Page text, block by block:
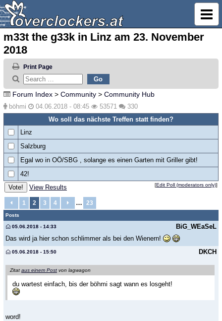
m33t the g33k in Linz am 23. November
2018
Print Page
Forum Index > Community > Community Hub
böhmi 04.06.2018 - 08:45 53571
330
Wo soll das nächste Treffen statt finden?
Linz
Salzburg
Egal wo in OÖ/SBG , solange es einen Garten mit Griller gibt!
42!
View Results
[Edit Poll (moderators only)]
1 2 3 4 … 23
Posts
BiG_WEaSeL
05.06.2018 - 14:33
Das wird ja hier schon schlimmer als bei den Wienern!
DKCH
05.06.2018 - 15:50
Zitat aus einem Post von lagwagon
du wartest einfach, bis der böhmi sagt wann es losgeht!
word!